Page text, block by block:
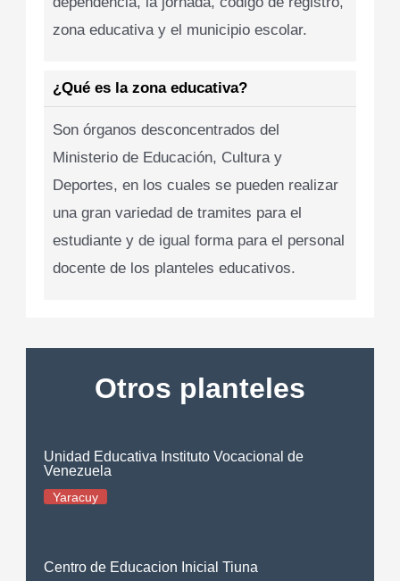
zona educativa y el municipio escolar.
¿Qué es la zona educativa?
Son órganos desconcentrados del
Ministerio de Educación, Cultura y
Deportes, en los cuales se pueden realizar
una gran variedad de tramites para el
estudiante y de igual forma para el personal
docente de los planteles educativos.
Otros planteles
Unidad Educativa Instituto Vocacional de
Venezuela
Yaracuy
Centro de Educacion Inicial Tiuna